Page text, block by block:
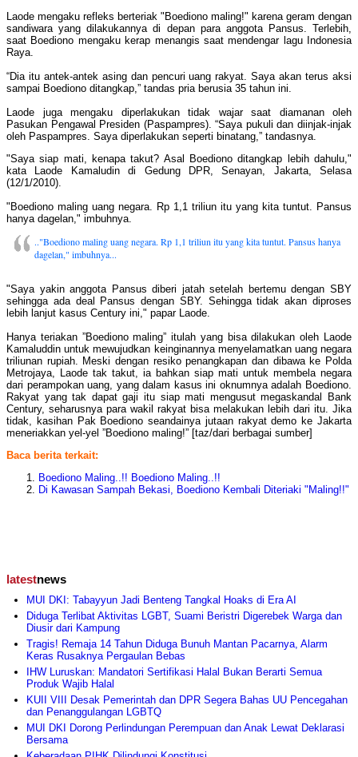
Laode mengaku refleks berteriak "Boediono maling!" karena geram dengan
sandiwara yang dilakukannya di depan para anggota Pansus. Terlebih,
saat Boediono mengaku kerap menangis saat mendengar lagu Indonesia
Raya.
“Dia itu antek-antek asing dan pencuri uang rakyat. Saya akan terus aksi
sampai Boediono ditangkap,” tandas pria berusia 35 tahun ini.
Laode juga mengaku diperlakukan tidak wajar saat diamanan oleh
Pasukan Pengawal Presiden (Paspampres). “Saya pukuli dan diinjak-injak
oleh Paspampres. Saya diperlakukan seperti binatang,” tandasnya.
"Saya siap mati, kenapa takut? Asal Boediono ditangkap lebih dahulu,"
kata Laode Kamaludin di Gedung DPR, Senayan, Jakarta, Selasa
(12/1/2010).
"Boediono maling uang negara. Rp 1,1 triliun itu yang kita tuntut. Pansus
hanya dagelan," imbuhnya.
.."Boediono maling uang negara. Rp 1,1 triliun itu yang kita tuntut. Pansus hanya
dagelan," imbuhnya...
"Saya yakin anggota Pansus diberi jatah setelah bertemu dengan SBY
sehingga ada deal Pansus dengan SBY. Sehingga tidak akan diproses
lebih lanjut kasus Century ini," papar Laode.
Hanya teriakan ”Boediono maling” itulah yang bisa dilakukan oleh Laode
Kamaluddin untuk mewujudkan keinginannya menyelamatkan uang negara
triliunan rupiah. Meski dengan resiko penangkapan dan dibawa ke Polda
Metrojaya, Laode tak takut, ia bahkan siap mati untuk membela negara
dari perampokan uang, yang dalam kasus ini oknumnya adalah Boediono.
Rakyat yang tak dapat gaji itu siap mati mengusut megaskandal Bank
Century, seharusnya para wakil rakyat bisa melakukan lebih dari itu. Jika
tidak, kasihan Pak Boediono seandainya jutaan rakyat demo ke Jakarta
meneriakkan yel-yel ”Boediono maling!” [taz/dari berbagai sumber]
Baca berita terkait:
Boediono Maling..!! Boediono Maling..!!
Di Kawasan Sampah Bekasi, Boediono Kembali Diteriaki "Maling!!"
latestnews
MUI DKI: Tabayyun Jadi Benteng Tangkal Hoaks di Era AI
Diduga Terlibat Aktivitas LGBT, Suami Beristri Digerebek Warga dan
Diusir dari Kampung
Tragis! Remaja 14 Tahun Diduga Bunuh Mantan Pacarnya, Alarm
Keras Rusaknya Pergaulan Bebas
IHW Luruskan: Mandatori Sertifikasi Halal Bukan Berarti Semua
Produk Wajib Halal
KUII VIII Desak Pemerintah dan DPR Segera Bahas UU Pencegahan
dan Penanggulangan LGBTQ
MUI DKI Dorong Perlindungan Perempuan dan Anak Lewat Deklarasi
Bersama